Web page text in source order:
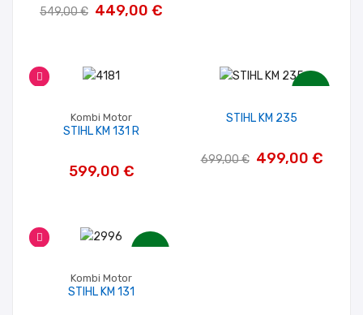
549,00 € 449,00 €
Kombi Motor
STIHL KM 131 R
599,00 €
-200,00 €
STIHL KM 235
699,00 € 499,00 €
-50,00 €
Kombi Motor
STIHL KM 131